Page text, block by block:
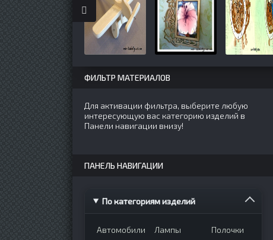
ФИЛЬТР МАТЕРИАЛОВ
Для активации фильтра, выберите любую
интересующую вас категорию изделий в
Панели навигации внизу!
ПАНЕЛЬ НАВИГАЦИИ
По категориям изделий
Автомобили
Лампы
Полочки